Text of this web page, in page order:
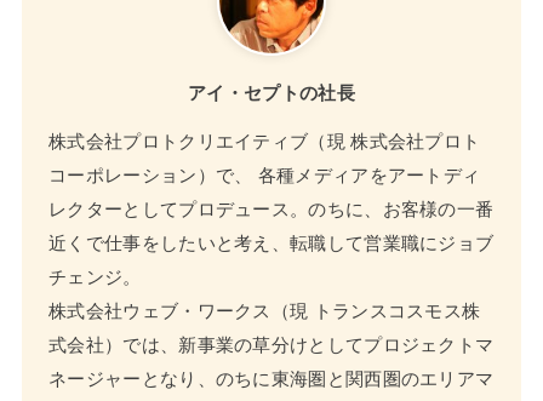
アイ・セプトの社長
株式会社プロトクリエイティブ（現 株式会社プロト
コーポレーション）で、 各種メディアをアートディ
レクターとしてプロデュース。のちに、お客様の一番
近くで仕事をしたいと考え、転職して営業職にジョブ
チェンジ。
株式会社ウェブ・ワークス（現 トランスコスモス株
式会社）では、新事業の草分けとしてプロジェクトマ
ネージャーとなり、のちに東海圏と関西圏のエリアマ